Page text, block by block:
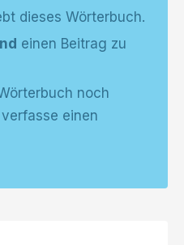
dieses Wörterbuch.
einen Beitrag zu
noch
einen